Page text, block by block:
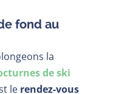
fond au
la
de ski
le rendez-vous